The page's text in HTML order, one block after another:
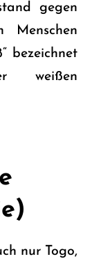
gegen
Menschen
bezeichnet
weißen
nur Togo,